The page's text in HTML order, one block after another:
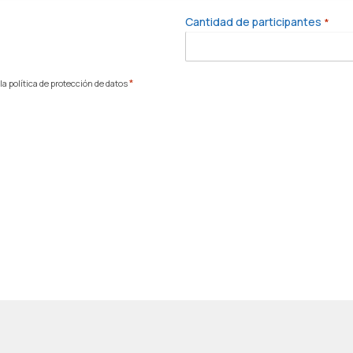
Cantidad de participantes *
política de protección de datos*